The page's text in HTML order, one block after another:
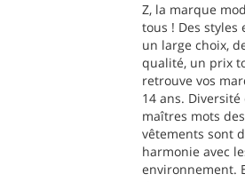
Z, la marque
tous ! Des styles
un large choix,
qualité, un prix
retrouve vos
14 ans.
maîtres mots
vêtements sont
harmonie avec
environnement.